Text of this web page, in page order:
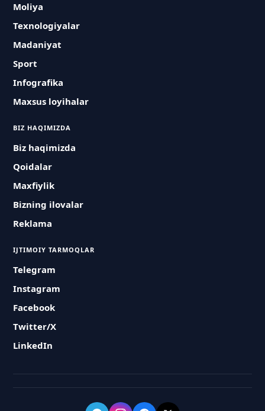
Moliya
Texnologiyalar
Madaniyat
Sport
Infografika
Maxsus loyihalar
BIZ HAQIMIZDA
Biz haqimizda
Qoidalar
Maxfiylik
Bizning ilovalar
Reklama
IJTIMOIY TARMOQLAR
Telegram
Instagram
Facebook
Twitter/X
LinkedIn